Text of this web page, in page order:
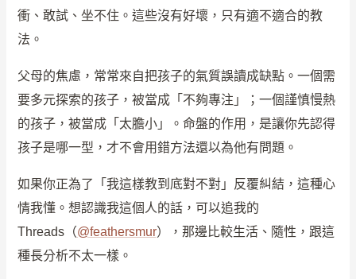
衝、敢試、坐不住。這些沒有好壞，只有適不適合的教
法。
父母的焦慮，常常來自把孩子的氣質誤讀成缺點。一個需
要多元探索的孩子，被當成「不夠專注」；一個謹慎慢熱
的孩子，被當成「太膽小」。命盤的作用，是讓你先認得
孩子是哪一型，才不會用錯方法還以為他有問題。
如果你正為了「我這樣教到底對不對」反覆糾結，這種心
情我懂。想認識我這個人的話，可以追我的
Threads（@feathersmur），那邊比較生活、隨性，跟這
種長分析不太一樣。